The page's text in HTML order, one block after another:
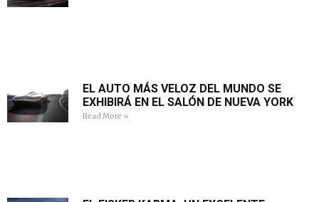
EL AUTO MÁS VELOZ DEL MUNDO SE
EXHIBIRÁ EN EL SALÓN DE NUEVA YORK
Read More »